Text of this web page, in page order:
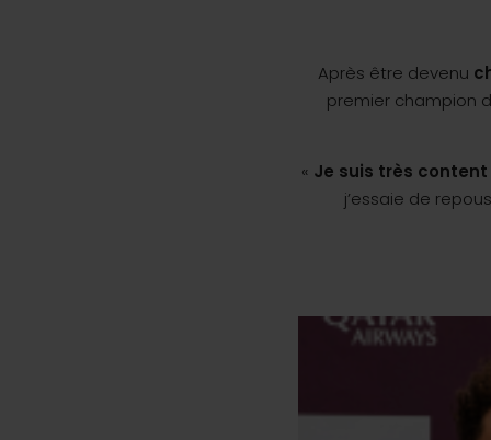
Après être devenu
premier champion
« Je suis très
j’essaie de